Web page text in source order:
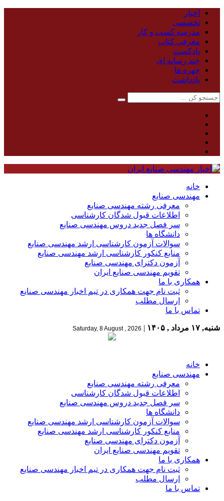
اخبار
تخصصی
مدرسه کسب و کار
معرفی کتاب
پادکست
چند رسانه ای
چهره ها
یادداشت
خانه
مهندسی صنایع
معرفی رشته مهندسی صنایع
اطلاعات قبول شدگان کارشناسی
سر فصل جدید دروس مهندسی صنایع
دانشگاه ها
سوالات آزمون کارشناسی ارشد مهندسی صنایع
منابع کنکور کارشناسی ارشد مهندسی صنایع
آزمون دکترای مهندسی صنایع
تقویم مهندسی صنایع ایران
همکاری با ما
ثبت نام جهت همکاری در تیم اخبار مهندسی صنایع
ارسال مطلب
تماس با ما
شنبه, ۱۷ مرداد , ۱۴۰۵ |
Saturday, 8 August , 2026
خانه
مهندسی صنایع
معرفی رشته مهندسی صنایع
اطلاعات قبول شدگان کارشناسی
سر فصل جدید دروس مهندسی صنایع
دانشگاه ها
سوالات آزمون کارشناسی ارشد مهندسی صنایع
منابع کنکور کارشناسی ارشد مهندسی صنایع
آزمون دکترای مهندسی صنایع
تقویم مهندسی صنایع ایران
همکاری با ما
ثبت نام جهت همکاری در تیم اخبار مهندسی صنایع
ارسال مطلب
تماس با ما